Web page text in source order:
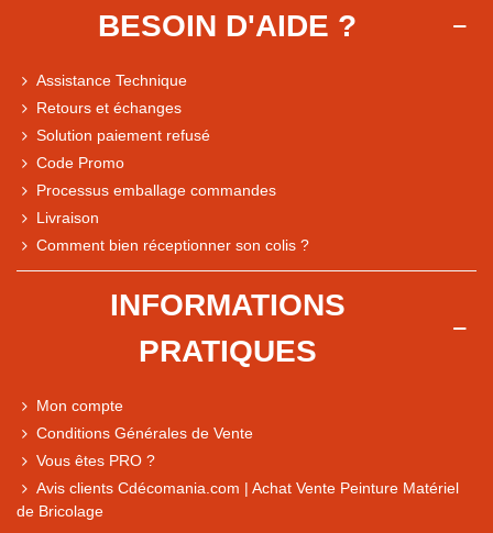
Comparaison des performances du magasin
Express, Chez vous, Point relais, Retrait magasin
BESOIN D'AIDE ?
Assistance Technique
Retours et échanges
Solution paiement refusé
Code Promo
Processus emballage commandes
Livraison
Comment bien réceptionner son colis ?
INFORMATIONS
PRATIQUES
Mon compte
Conditions Générales de Vente
Vous êtes PRO ?
Avis clients Cdécomania.com | Achat Vente Peinture Matériel
de Bricolage